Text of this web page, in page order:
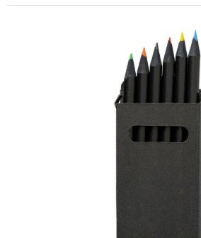
Minimale afname: 1